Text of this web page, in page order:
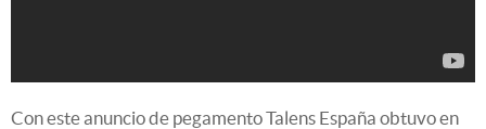
Con este anuncio de pegamento Talens España obtuvo en